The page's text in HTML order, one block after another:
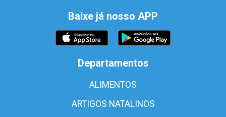
Baixe já nosso APP
Departamentos
ALIMENTOS
ARTIGOS NATALINOS